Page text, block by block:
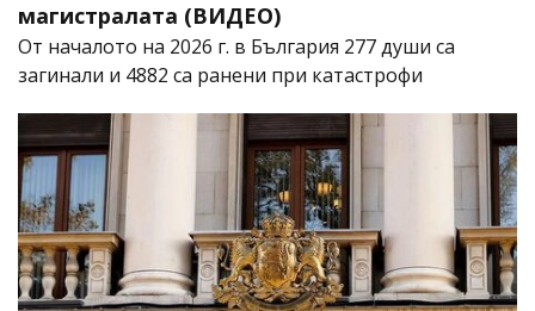
магистралата (ВИДЕО)
От началото на 2026 г. в България 277 души са
загинали и 4882 са ранени при катастрофи